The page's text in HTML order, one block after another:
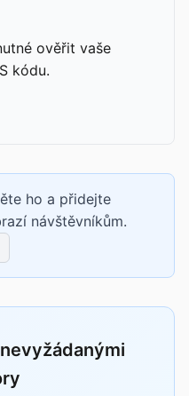
ověřit vaše
kódu.
ho a přidejte
návštěvníkům.